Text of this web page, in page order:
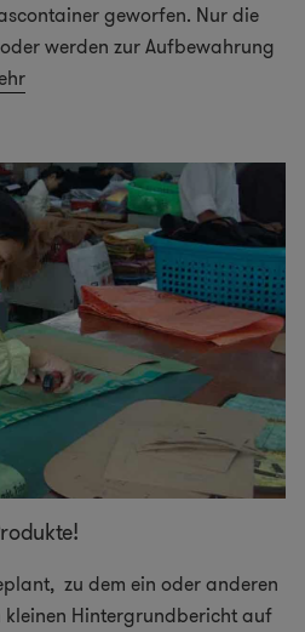
geworfen. Nur die
werden zur Aufbewahrung
zu dem ein oder anderen
kleinen Hintergrundbericht auf